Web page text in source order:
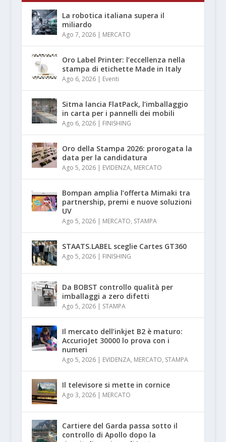
La robotica italiana supera il
miliardo
Ago 7, 2026| MERCATO
Oro Label Printer: l’eccellenza nella
stampa di etichette Made in Italy
Ago 6, 2026| Eventi
Sitma lancia FlatPack, l’imballaggio
in carta per i pannelli dei mobili
Ago 6, 2026| FINISHING
Oro della Stampa 2026: prorogata la
data per la candidatura
Ago 5, 2026| EVIDENZA, MERCATO
Bompan amplia l’offerta Mimaki tra
partnership, premi e nuove soluzioni
UV
Ago 5, 2026| MERCATO, STAMPA
STAATS.LABEL sceglie Cartes GT360
Ago 5, 2026| FINISHING
Da BOBST controllo qualità per
imballaggi a zero difetti
Ago 5, 2026| STAMPA
Il mercato dell’inkjet B2 è maturo:
AccurioJet 30000 lo prova con i
numeri
Ago 5, 2026| EVIDENZA, MERCATO, STAMPA
Il televisore si mette in cornice
Ago 3, 2026| MERCATO
Cartiere del Garda passa sotto il
controllo di Apollo dopo la